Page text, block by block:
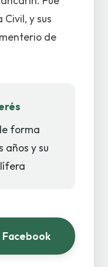
y sus
de
forma
años y su
Facebook